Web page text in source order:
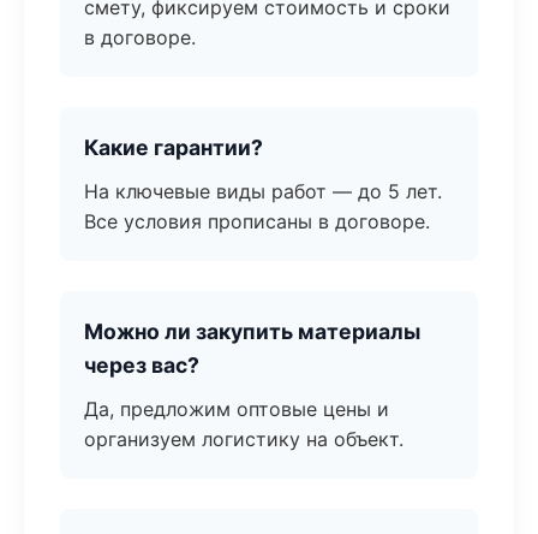
смету, фиксируем стоимость и сроки
в договоре.
Какие гарантии?
На ключевые виды работ — до 5 лет.
Все условия прописаны в договоре.
Можно ли закупить материалы
через вас?
Да, предложим оптовые цены и
организуем логистику на объект.